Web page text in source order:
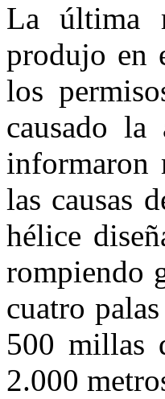
La última
produjo en
los
causado
informaron
las causas
hélice
rompiendo
cuatro
500 millas
2.000